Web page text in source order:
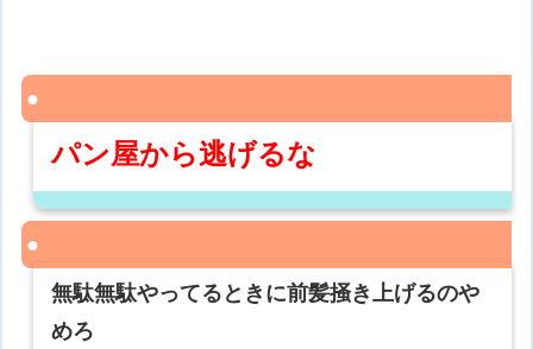
パン屋から逃げるな
無駄無駄やってるときに前髪掻き上げるのや
めろ